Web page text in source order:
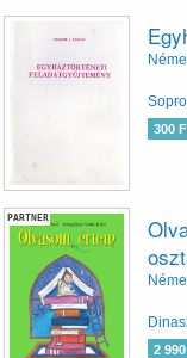
300
PARTNER
2